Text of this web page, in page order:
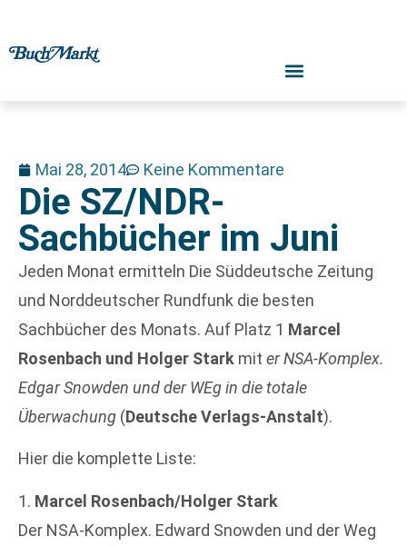
Mai 28, 2014 Keine Kommentare
Die SZ/NDR-
Sachbücher im Juni
Jeden Monat ermitteln Die Süddeutsche Zeitung
und Norddeutscher Rundfunk die besten
Sachbücher des Monats. Auf Platz 1 Marcel
Rosenbach und Holger Stark mit er NSA-Komplex.
Edgar Snowden und der WEg in die totale
Überwachung (Deutsche Verlags-Anstalt).
Hier die komplette Liste:
1. Marcel Rosenbach/Holger Stark
Der NSA-Komplex. Edward Snowden und der Weg